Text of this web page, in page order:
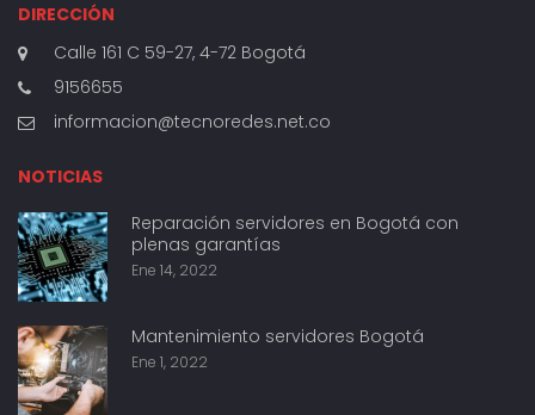
DIRECCIÓN
Calle 161 C 59-27, 4-72 Bogotá
9156655
informacion@tecnoredes.net.co
NOTICIAS
Reparación servidores en Bogotá con
plenas garantías
Ene 14, 2022
Mantenimiento servidores Bogotá
Ene 1, 2022